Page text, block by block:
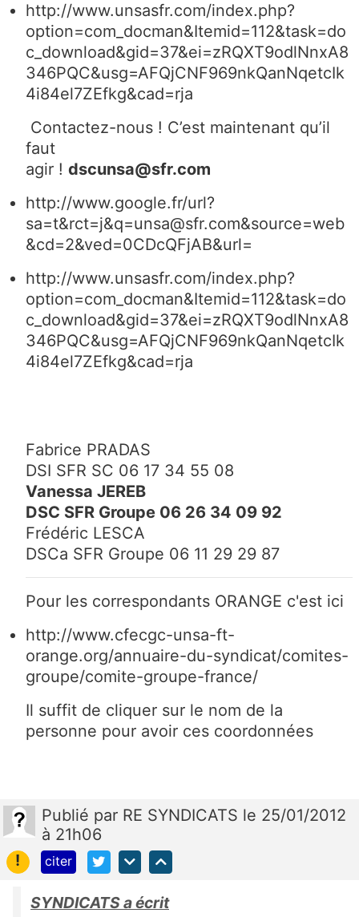
http://www.unsasfr.com/index.php?
option=com_docman&Itemid=112&task=do
c_download&gid=37&ei=zRQXT9odlNnxA8
346PQC&usg=AFQjCNF969nkQanNqetcIk
4i84el7ZEfkg&cad=rja
Contactez-nous ! C’est maintenant qu’il
faut
agir ! dscunsa@sfr.com
http://www.google.fr/url?
sa=t&rct=j&q=unsa@sfr.com&source=web
&cd=2&ved=0CDcQFjAB&url=
http://www.unsasfr.com/index.php?
option=com_docman&Itemid=112&task=do
c_download&gid=37&ei=zRQXT9odlNnxA8
346PQC&usg=AFQjCNF969nkQanNqetcIk
4i84el7ZEfkg&cad=rja
Fabrice PRADAS
DSI SFR SC 06 17 34 55 08
Vanessa JEREB
DSC SFR Groupe 06 26 34 09 92
Frédéric LESCA
DSCa SFR Groupe 06 11 29 29 87
Pour les correspondants ORANGE c'est ici
http://www.cfecgc-unsa-ft-
orange.org/annuaire-du-syndicat/comites-
groupe/comite-groupe-france/
Il suffit de cliquer sur le nom de la
personne pour avoir ces coordonnées
Publié par RE SYNDICATS le 25/01/2012
à 21h06
!
citer
SYNDICATS a écrit